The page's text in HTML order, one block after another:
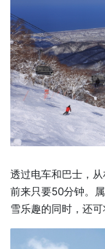
透过电车和巴士，
前来只要50分钟。
雪乐趣的同时，还可